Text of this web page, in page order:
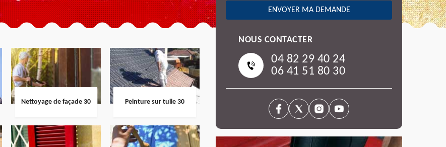
Nettoyage de façade 30 Peinture sur tuile 30
NOUS CONTACTER
04 82 29 40 24
06 41 51 80 30